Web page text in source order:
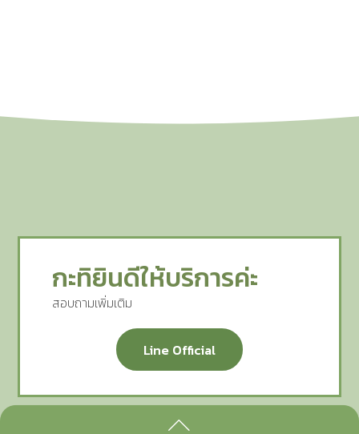
กะทิยินดีให้บริการค่ะ
สอบถามเพิ่มเติม
Line Official